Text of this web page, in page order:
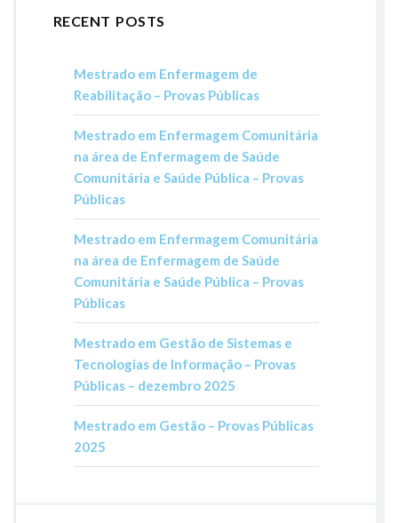
RECENT POSTS
Mestrado em Enfermagem de
Reabilitação – Provas Públicas
Mestrado em Enfermagem Comunitária
na área de Enfermagem de Saúde
Comunitária e Saúde Pública – Provas
Públicas
Mestrado em Enfermagem Comunitária
na área de Enfermagem de Saúde
Comunitária e Saúde Pública – Provas
Públicas
Mestrado em Gestão de Sistemas e
Tecnologias de Informação – Provas
Públicas – dezembro 2025
Mestrado em Gestão – Provas Públicas
2025